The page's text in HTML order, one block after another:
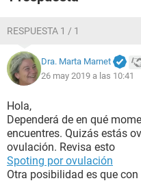
RESPUESTA 1 / 1
Dra. Marta Marnet
26 may 2019 a las 10:41
Hola,
Dependerá de en qué
encuentres. Quizás estás
ovulación. Revisa esto
Spoting por ovulación
Otra posibilidad es que